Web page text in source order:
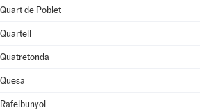
Quart de Poblet
Quartell
Quatretonda
Quesa
Rafelbunyol